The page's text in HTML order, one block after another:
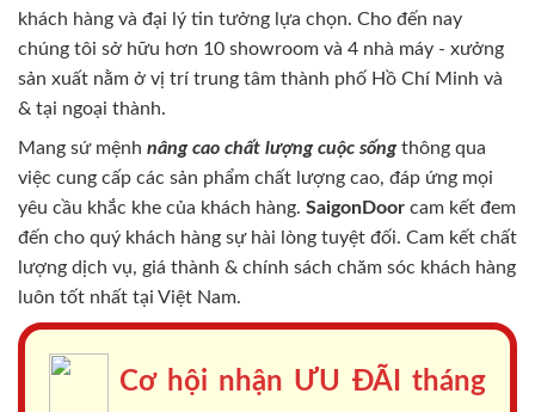
khách hàng và đại lý tin tưởng lựa chọn. Cho đến nay
chúng tôi sở hữu hơn 10 showroom và 4 nhà máy - xưởng
sản xuất nằm ở vị trí trung tâm thành phố Hồ Chí Minh và
& tại ngoại thành.
Mang sứ mệnh nâng cao chất lượng cuộc sốngthông qua
việc cung cấp các sản phẩm chất lượng cao, đáp ứng mọi
yêu cầu khắc khe của khách hàng. SaigonDoor cam kết đem
đến cho quý khách hàng sự hài lòng tuyệt đối. Cam kết chất
lượng dịch vụ, giá thành & chính sách chăm sóc khách hàng
luôn tốt nhất tại Việt Nam.
Cơ hội nhận ƯU ĐÃI tháng